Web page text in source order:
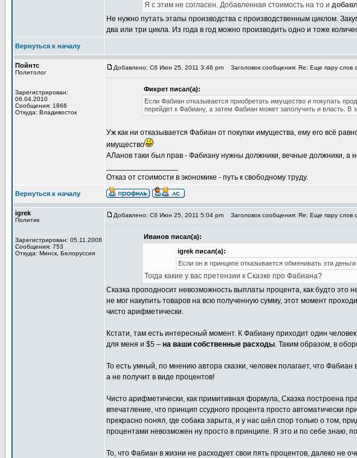
Я с этим не согласен. Добавленная стоимость на то и
Не нужно путать этапы производства с производственным циклом.
два или три цикла. Из года в год можно производить одно и тоже
Вернуться к началу
Пойнтс
Политолог
Зарегистрирован:
06.04.2010
Сообщения: 1866
Откуда: Владивосток
Добавлено: Сб Июн 25, 2011 3:46 pm Заголовок сообщения: Re: Еще пару слов
Фикрет писал(а):
Если Фабиан отказывается приобретать имущество и покупать
перейдет к Фабиану, а затем Фабиан может заполучить и власть. В
Уж как ни отказывается Фабиан от покупки имущества, ему его всё
имущество
АЛанов таки был прав - Фабиану нужны должники, вечные должники, а
Отказ от стоимости в экономике - путь к свободному труду.
Вернуться к началу
igrek
Политик
Зарегистрирован: 05.11.2008
Сообщения: 753
Откуда: Минск, Белоруссия
Добавлено: Сб Июн 25, 2011 5:04 pm Заголовок сообщения: Re: Еще пару слов
Иванов писал(а):
igrek писал(а):
Если он в принципе отказывается обменивать эти
Тогда какие у вас претензии к Сказке про Фабиана?
Сказка проподносит невозможность выплаты процента, как будто
не мог накупить товаров на всю полученную сумму, этот момент
чисто арифметически.
Кстати, там есть интересный момент. К Фабиану приходит один
для меня и $5 – на ваши собственные расходы. Таким образом, в
То есть умный, по мнению автора сказки, человек полагает, что
а не получит в виде процентов!
Чисто арифметически, как примитивная формула, Сказка построена
впечатление, что принцип ссудного процента просто автоматически
прекрасно понял, где собака зарыта, и у нас шёл спор только о том,
процентами невозможен ну просто в принципе. Я это и по себе знаю,
То, что Фабиан в жизни не расходует свои пять процентов, далеко не